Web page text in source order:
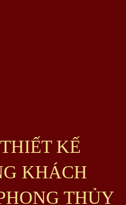
KẾ
KHÁCH
THỦY